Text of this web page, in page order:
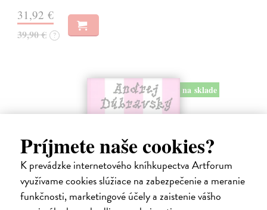
Príjmete naše cookies?
K prevádzke internetového kníhkupectva Artforum
využívame cookies slúžiace na zabezpečenie a meranie
funkčnosti, marketingové účely a zaistenie vášho
31,92 €
39,90 € ?
na sklade